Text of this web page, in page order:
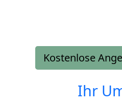
Kostenlose
Ihr